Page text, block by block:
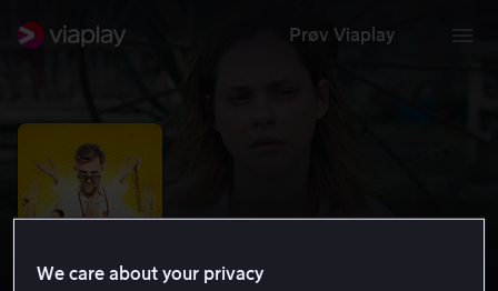
Prøv Viaplay
We care about your privacy